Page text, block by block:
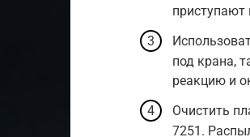
приступают
под крана,
реакцию и
Очистить
7251.